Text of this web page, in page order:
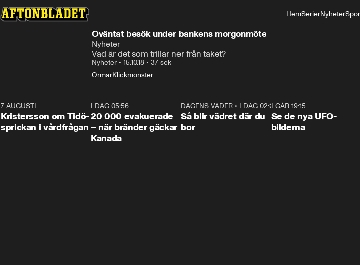
HemSerierNyheter
Oväntat besök under bankens morgonmöte
Nyheter
Vad är det som trillar ner från taket?
Nyheter • 15.10.18 • 37 sek
OrmarKlickmonster
7 AUGUSTI
Kristersson om Tidö-
sprickan i vårdfrågan
I DAG 05:56
20 000 evakuerade
– när bränder gäckar
Kanada
1:06
DAGENS VÄDER • I DAG 02:30
Så blir vädret där du
bor
I GÅR 19:15
Se de nya UFO-
bilderna